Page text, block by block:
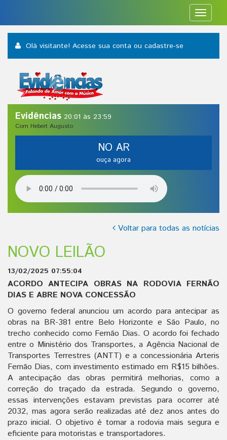
Toggle
Olá visitante! Acesse sua conta ou cadastre-se
Evidências 20:01 às 23:59
Com Hebert Augusto
NO AR
ouça agora
Voltar para todas as notícias
NOVO LEILÃO
13/02/2025 07:55:04
ACORDO ANTECIPA OBRAS NA RODOVIA FERNÃO
DIAS E ABRE NOVA CONCESSÃO
O governo federal anunciou um acordo para antecipar as
obras na BR-381 entre Belo Horizonte e São Paulo, no
trecho conhecido como Fernão Dias. O acordo foi fechado
entre o Ministério dos Transportes, a Agência Nacional de
Transportes Terrestres (ANTT) e a concessionária Arteris
Fernão Dias, com investimento estimado em R$15 bilhões.
A antecipação das obras permitirá melhorias, como a
correção do traçado da estrada. Segundo o governo,
essas intervenções estavam previstas para ocorrer até
2032, mas agora serão realizadas até dez anos antes do
prazo inicial. O objetivo é tornar a rodovia mais segura e
eficiente para motoristas e transportadores.